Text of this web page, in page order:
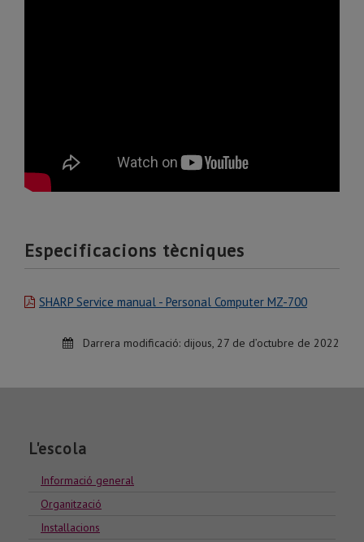
Especificacions tècniques
SHARP Service manual - Personal Computer MZ-700
Darrera modificació: dijous, 27 de d’octubre de 2022
L'escola
Informació general
Organització
Installacions